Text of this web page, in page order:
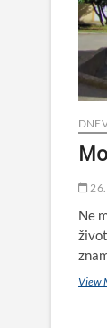
Ne
View